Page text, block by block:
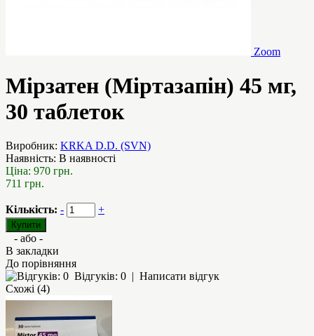
Zoom
Мірзатен (Міртазапін) 45 мг,
30 таблеток
Виробник: KRKA D.D. (SVN)
Наявність: В наявності
Ціна: 970 грн.
711 грн.
Кількість: - +
- або -
В закладки
До порівняння
Відгуків: 0 | Написати відгук
Схожі (4)